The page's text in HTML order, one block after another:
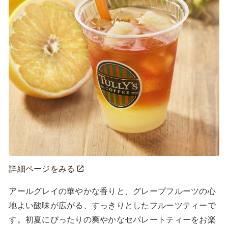
詳細ページをみる
アールグレイの華やかな香りと、グレープフルーツの心
地よい酸味が広がる、すっきりとしたフルーツティーで
す。初夏にぴったりの爽やかなセパレートティーをお楽